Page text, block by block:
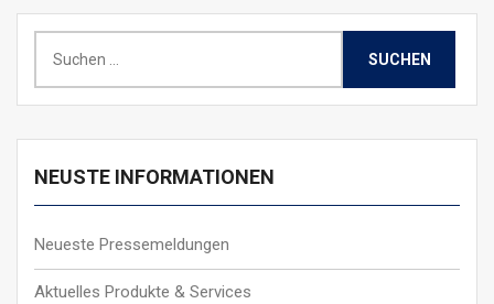
nach:
NEUSTE INFORMATIONEN
Neueste Pressemeldungen
Aktuelles Produkte & Services